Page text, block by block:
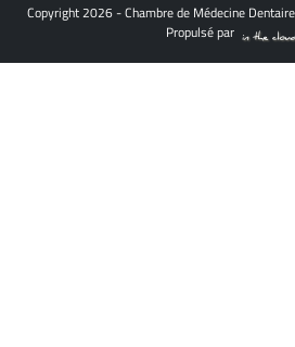
Copyright 2026 - Chambre de Médecine
Propulsé par